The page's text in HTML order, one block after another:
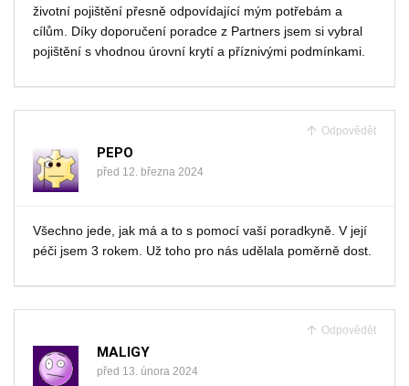
životní pojištění přesně odpovídající mým potřebám a
cílům. Díky doporučení poradce z Partners jsem si vybral
pojištění s vhodnou úrovní krytí a příznivými podmínkami.
Odpovědět
PEPO
před 12. března 2024
Všechno jede, jak má a to s pomocí vaší poradkyně. V její
péči jsem 3 rokem. Už toho pro nás udělala poměrně dost.
Odpovědět
MALIGY
před 13. února 2024